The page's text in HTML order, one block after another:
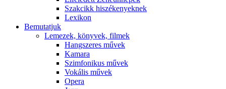
Szakcikk hiszékenyeknek
Lexikon
Bemutatjuk
Lemezek, könyvek, filmek
Hangszeres művek
Kamara
Szimfonikus művek
Vokális művek
Opera